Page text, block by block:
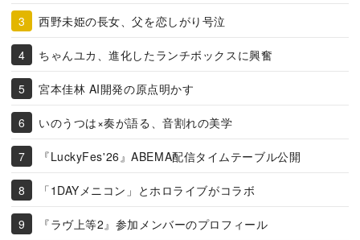
西野未姫の長女、父を恋しがり号泣
ちゃんユカ、進化したランチボックスに興奮
宮本佳林 AI開発の原点明かす
いのうつは×奏が語る、音割れの美学
『LuckyFes'26』ABEMA配信タイムテーブル公開
「1DAYメニコン」とホロライブがコラボ
『ラヴ上等2』参加メンバーのプロフィール